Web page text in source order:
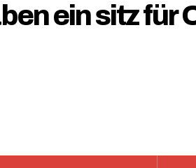
ein sitz für